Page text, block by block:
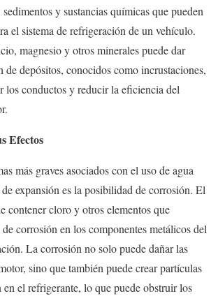
y sustancias químicas que pueden
el sistema de refrigeración de un vehículo.
magnesio y otros minerales puede dar
de depósitos, conocidos como incrustaciones,
los conductos y reducir la eficiencia del
Efectos
más graves asociados con el uso de agua
expansión es la posibilidad de corrosión. El
contener cloro y otros elementos que
corrosión en los componentes metálicos del
La corrosión no solo puede dañar las
sino que también puede crear partículas
el refrigerante, lo que puede obstruir los